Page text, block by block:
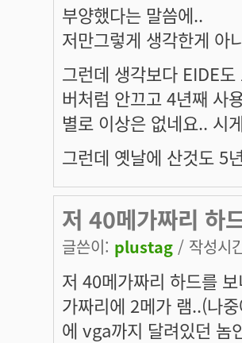
부양했다는 말씀에..
저만그렇게 생각한게 아
그런데 생각보다 EIDE
버처럼 안끄고 4년째 사
별로 이상은 없네요.. 시
그런데 옛날에 산것도 5
저 40메가짜리 하
글쓴이: plustag / 작성시
저 40메가짜리 하드를
가짜리에 2메가 램..(나
에 vga까지 달려있던 놈